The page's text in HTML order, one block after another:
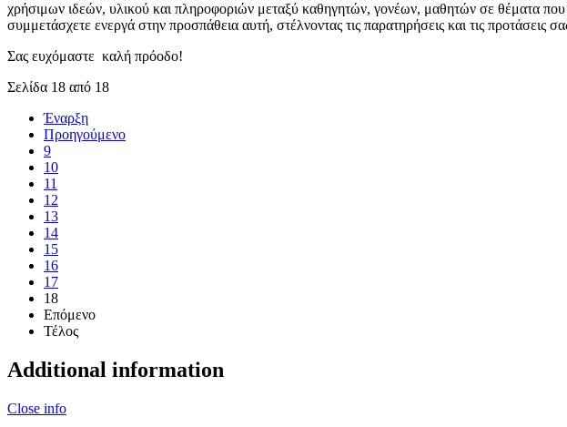
χρήσιμων ιδεών, υλικού και πληροφοριών μεταξύ καθηγητών, γονέων, μαθητών σε θέματα
συμμετάσχετε ενεργά στην προσπάθεια αυτή, στέλνοντας τις παρατηρήσεις και τις προτάσεις
Σας ευχόμαστε καλή πρόοδο!
Σελίδα 18 από 18
Έναρξη
Προηγούμενο
9
10
11
12
13
14
15
16
17
18
Επόμενο
Τέλος
Additional information
Close info